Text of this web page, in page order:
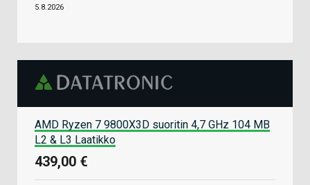
5.8.2026
AMD Ryzen 7 9800X3D suoritin 4,7 GHz 104 MB
L2 & L3 Laatikko
439,00 €